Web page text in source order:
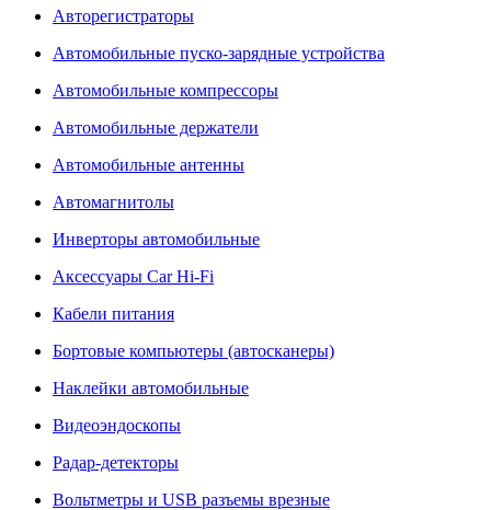
Авторегистраторы
Автомобильные пуско-зарядные устройства
Автомобильные компрессоры
Автомобильные держатели
Автомобильные антенны
Автомагнитолы
Инверторы автомобильные
Аксессуары Car Hi-Fi
Кабели питания
Бортовые компьютеры (автосканеры)
Наклейки автомобильные
Видеоэндоскопы
Радар-детекторы
Вольтметры и USB разъемы врезные